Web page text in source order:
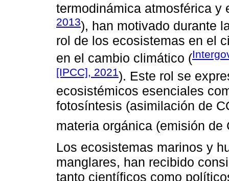
termodinámica atmosférica y
2013), han motivado durante
rol de los ecosistemas en el
en el cambio climático (
[IPCC], 2021). Este rol se
ecosistémicos esenciales
fotosíntesis (asimilación de
materia orgánica (emisión de
Los ecosistemas marinos y
manglares, han recibido
tanto científicos como